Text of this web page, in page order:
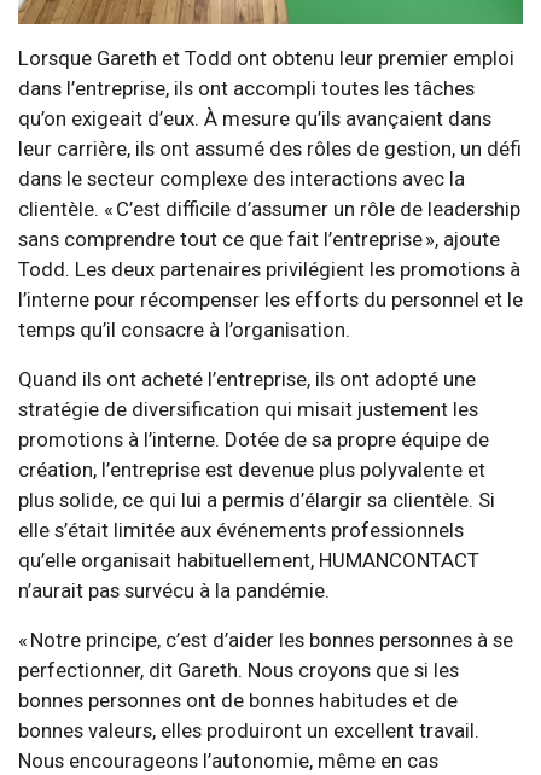
Lorsque Gareth et Todd ont obtenu leur premier emploi
dans l’entreprise, ils ont accompli toutes les tâches
qu’on exigeait d’eux. À mesure qu’ils avançaient dans
leur carrière, ils ont assumé des rôles de gestion, un défi
dans le secteur complexe des interactions avec la
clientèle. « C’est difficile d’assumer un rôle de leadership
sans comprendre tout ce que fait l’entreprise », ajoute
Todd. Les deux partenaires privilégient les promotions à
l’interne pour récompenser les efforts du personnel et le
temps qu’il consacre à l’organisation.
Quand ils ont acheté l’entreprise, ils ont adopté une
stratégie de diversification qui misait justement les
promotions à l’interne. Dotée de sa propre équipe de
création, l’entreprise est devenue plus polyvalente et
plus solide, ce qui lui a permis d’élargir sa clientèle. Si
elle s’était limitée aux événements professionnels
qu’elle organisait habituellement, HUMANCONTACT
n’aurait pas survécu à la pandémie.
« Notre principe, c’est d’aider les bonnes personnes à se
perfectionner, dit Gareth. Nous croyons que si les
bonnes personnes ont de bonnes habitudes et de
bonnes valeurs, elles produiront un excellent travail.
Nous encourageons l’autonomie, même en cas